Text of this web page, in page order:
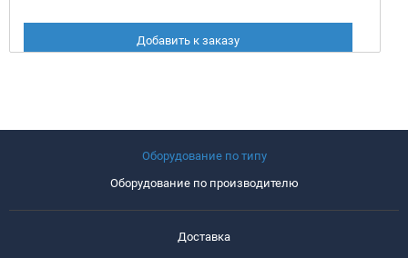
Добавить к заказу
Оборудование по типу
Оборудование по производителю
Доставка